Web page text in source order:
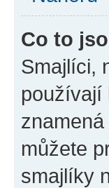
Co to
Smajlíci,
používají
můžete
smajlíky